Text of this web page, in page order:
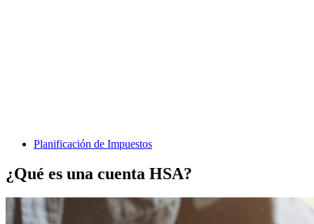
Planificación de Impuestos
¿Qué es una cuenta HSA?